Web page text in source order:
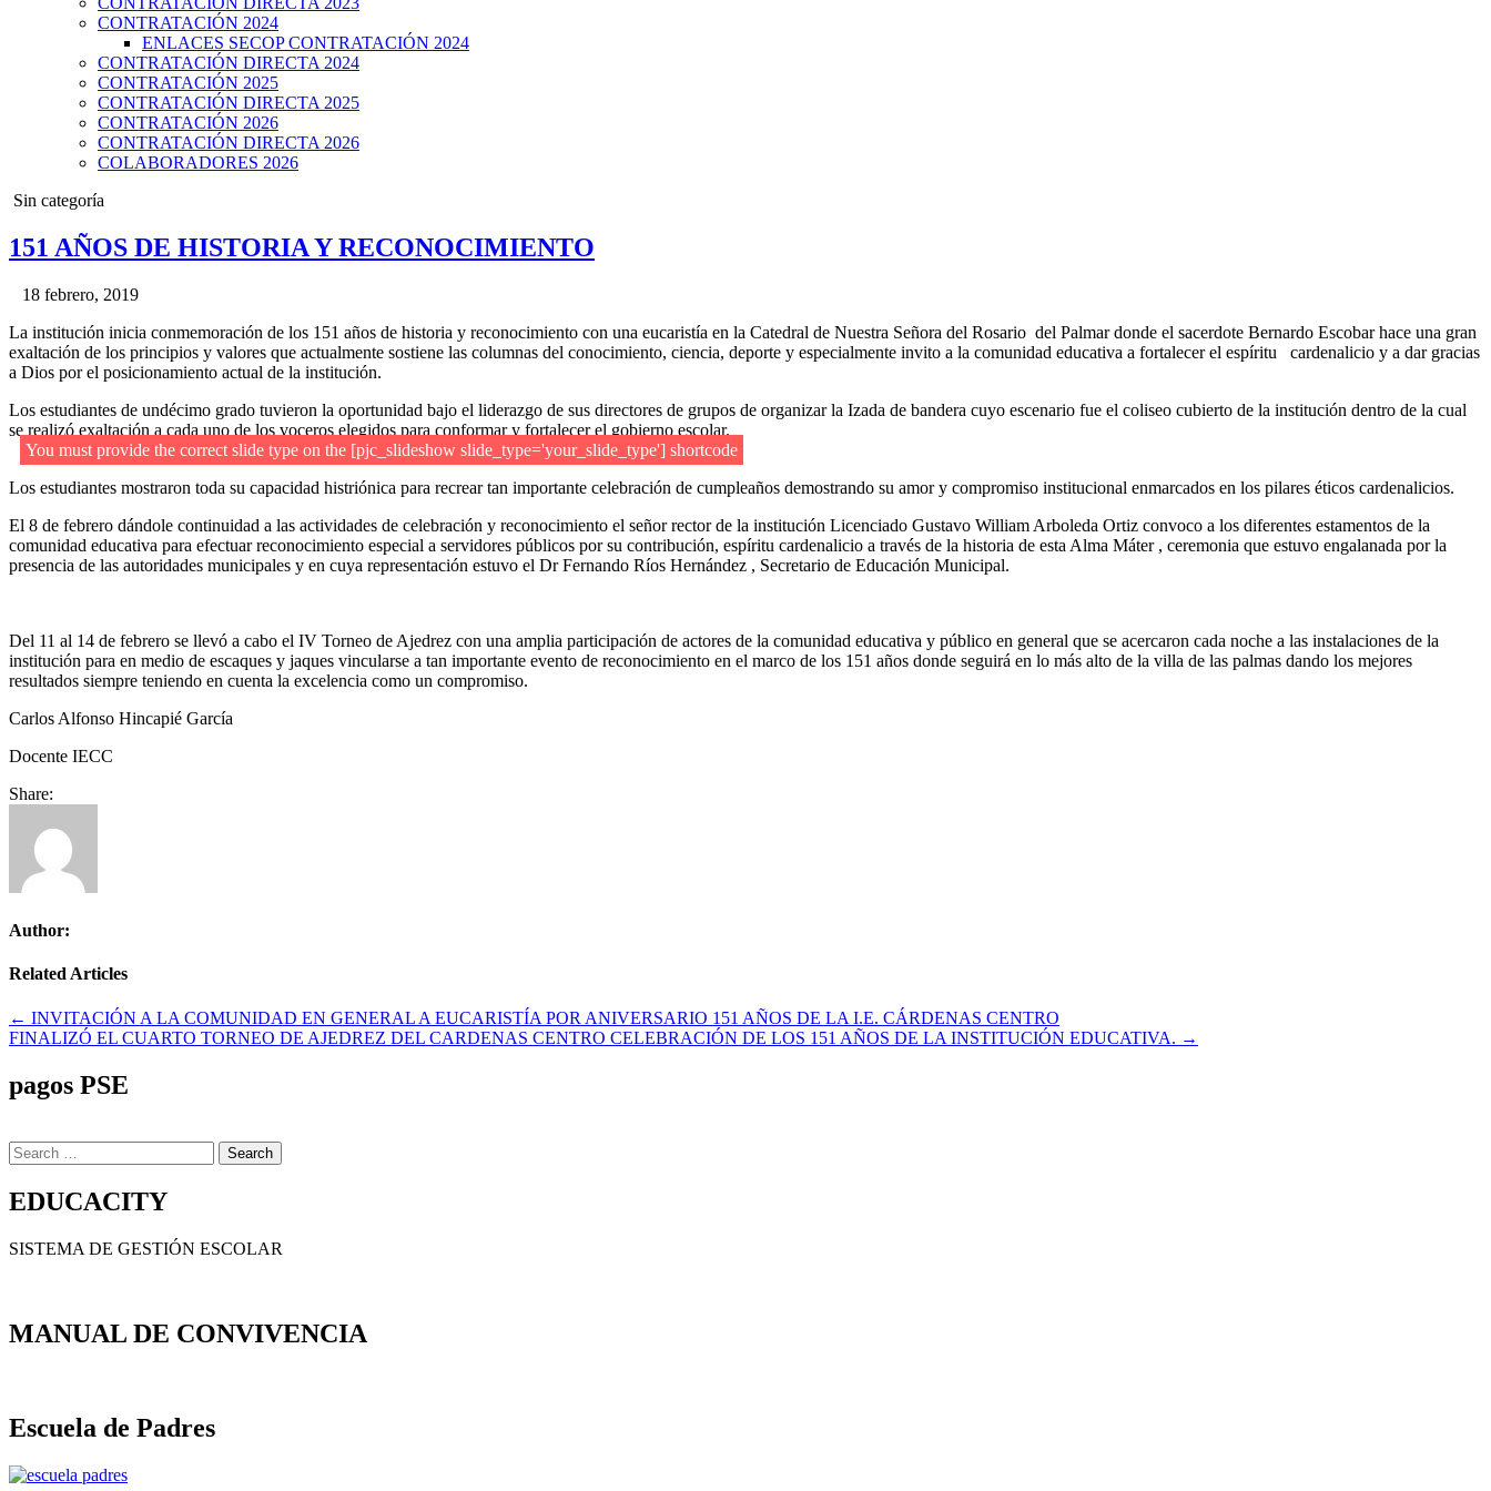
CONTRATACIÓN 2024
ENLACES SECOP CONTRATACIÓN 2024
CONTRATACIÓN DIRECTA 2024
CONTRATACIÓN 2025
CONTRATACIÓN DIRECTA 2025
CONTRATACIÓN 2026
CONTRATACIÓN DIRECTA 2026
COLABORADORES 2026
Posted
Sin categoría
151 AÑOS DE HISTORIA Y RECONOCIMIENTO
18 febrero, 2019
La institución inicia conmemoración de los 151 años de historia y reconocimiento con una eucaristía en la Catedral de Nuestra Señora del Rosario del Palmar donde el sacerdote Bernardo Escobar hace una gran
exaltación de los principios y valores que actualmente sostiene las columnas del conocimiento, ciencia, deporte y especialmente invito a la comunidad educativa a fortalecer el espíritu cardenalicio y a dar gracias
a Dios por el posicionamiento actual de la institución.
Los estudiantes de undécimo grado tuvieron la oportunidad bajo el liderazgo de sus directores de grupos de organizar la Izada de bandera cuyo escenario fue el coliseo cubierto de la institución dentro de la cual
se realizó exaltación a cada uno de los voceros elegidos para conformar y fortalecer el gobierno escolar.
You must provide the correct slide type on the [pjc_slideshow slide_type='your_slide_type'] shortcode
Los estudiantes mostraron toda su capacidad histriónica para recrear tan importante celebración de cumpleaños demostrando su amor y compromiso institucional enmarcados en los pilares éticos cardenalicios.
El 8 de febrero dándole continuidad a las actividades de celebración y reconocimiento el señor rector de la institución Licenciado Gustavo William Arboleda Ortiz convoco a los diferentes estamentos de la
comunidad educativa para efectuar reconocimiento especial a servidores públicos por su contribución, espíritu cardenalicio a través de la historia de esta Alma Máter , ceremonia que estuvo engalanada por la
presencia de las autoridades municipales y en cuya representación estuvo el Dr Fernando Ríos Hernández , Secretario de Educación Municipal.
Del 11 al 14 de febrero se llevó a cabo el IV Torneo de Ajedrez con una amplia participación de actores de la comunidad educativa y público en general que se acercaron cada noche a las instalaciones de la
institución para en medio de escaques y jaques vincularse a tan importante evento de reconocimiento en el marco de los 151 años donde seguirá en lo más alto de la villa de las palmas dando los mejores
resultados siempre teniendo en cuenta la excelencia como un compromiso.
Carlos Alfonso Hincapié García
Docente IECC
Share:
Author:
Related Articles
Navegación
de
entradas
← INVITACIÓN A LA COMUNIDAD EN GENERAL A EUCARISTÍA POR ANIVERSARIO 151 AÑOS DE LA I.E. CÁRDENAS CENTRO
FINALIZÓ EL CUARTO TORNEO DE AJEDREZ DEL CARDENAS CENTRO CELEBRACIÓN DE LOS 151 AÑOS DE LA INSTITUCIÓN EDUCATIVA. →
pagos PSE
Search
for:
EDUCACITY
SISTEMA DE GESTIÓN ESCOLAR
MANUAL DE CONVIVENCIA
Escuela de Padres